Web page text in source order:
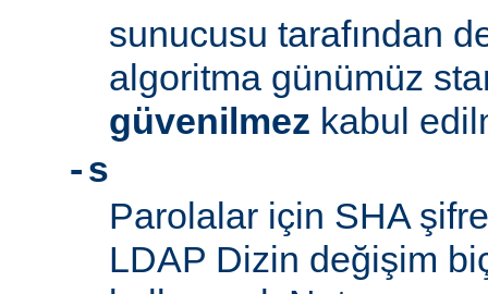
sunucusu tarafından
algoritma günümüz
güvenilmez kabul
-s
Parolalar için SHA
LDAP Dizin değişim